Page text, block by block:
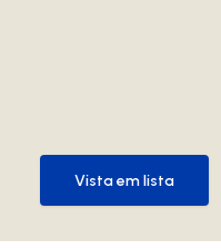
Vista em lista
Vista em lista